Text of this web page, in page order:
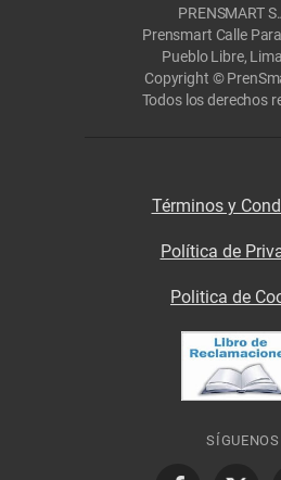
PRENSMART
Prensmart Calle
Pueblo Libre,
Copyright ©
Todos los derechos
Términos y
Política de
Politica de
SÍGUENOS